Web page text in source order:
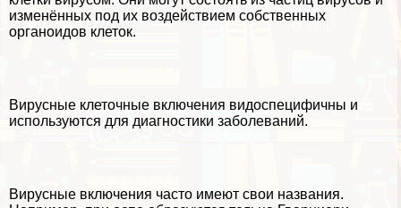
изменённых под их воздействием собственных
органоидов клеток.
Вирусные клеточные включения видоспецифичны и
используются для диагностики заболеваний.
Вирусные включения часто имеют свои названия.